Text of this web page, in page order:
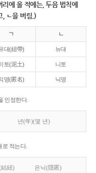
리에 올 적에는, 두음 법칙에
, ㄴ을 버림.)
ㄱ ㄴ
대(紐帶) 뉴대
토(泥土) 니토
명(匿名) 닉명
인정한다.
년(年)(몇 년)
로 적는다.
結紐) 은닉(隱匿)